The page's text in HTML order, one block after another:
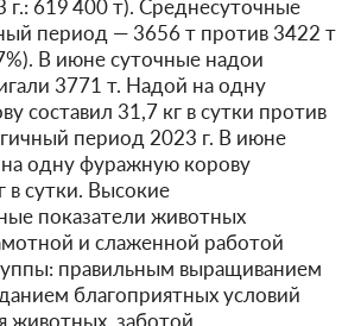
г.: 619 400 т). Среднесуточные
период — 3656 т против 3422 т
В июне суточные надои
3771 т. Надой на одну
составил 31,7 кг в сутки против
период 2023 г. В июне
одну фуражную корову
в сутки. Высокие
показатели животных
и слаженной работой
правильным выращиванием
благоприятных условий